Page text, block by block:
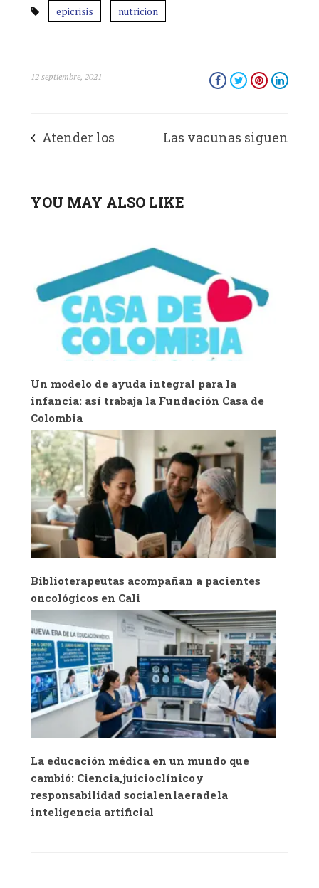
epicrisis nutricion
12 septiembre, 2021
Atender los
mentales: el nuevo
profesionales de la
salud
Las vacunas siguen
YOU MAY ALSO LIKE
Un modelo de ayuda integral para la
infancia: así trabaja la Fundación Casa de
Colombia
Biblioterapeutas acompañan a pacientes
oncológicos en Cali
La educación médica en un mundo que
cambió: Ciencia, juicio clínico y
responsabilidad social en la era de la
inteligencia artificial